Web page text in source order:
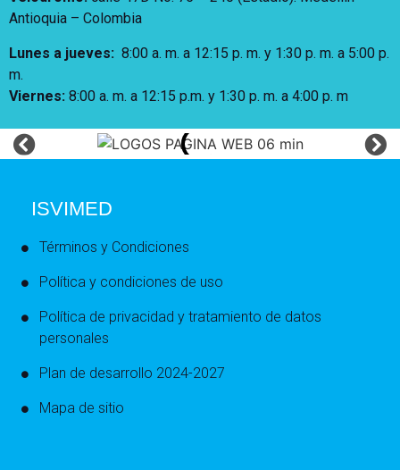
Antioquia – Colombia
Lunes a jueves: 8:00 a. m. a 12:15 p. m. y 1:30 p. m. a 5:00 p.
m.
Viernes: 8:00 a. m. a 12:15 p.m. y 1:30 p. m. a 4:00 p. m
ISVIMED
Términos y Condiciones
Política y condiciones de uso
Política de privacidad y tratamiento de datos
personales
Plan de desarrollo 2024-2027
Mapa de sitio